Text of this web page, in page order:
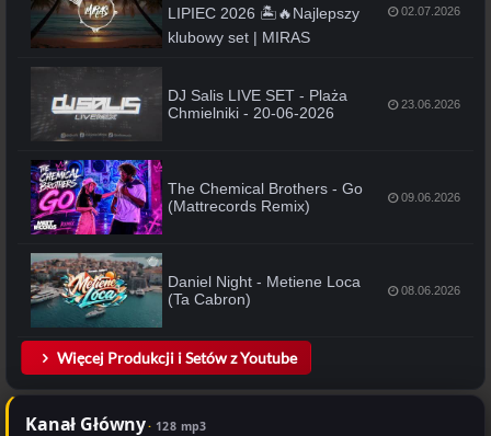
LIPIEC 2026 🏝️🔥Najlepszy
klubowy set | MIRAS
02.07.2026
DJ Salis LIVE SET - Plaża
Chmielniki - 20-06-2026
23.06.2026
The Chemical Brothers - Go
(Mattrecords Remix)
09.06.2026
Daniel Night - Metiene Loca
(Ta Cabron)
08.06.2026
Więcej Produkcji i Setów z Youtube
Kanał Główny 128 mp3